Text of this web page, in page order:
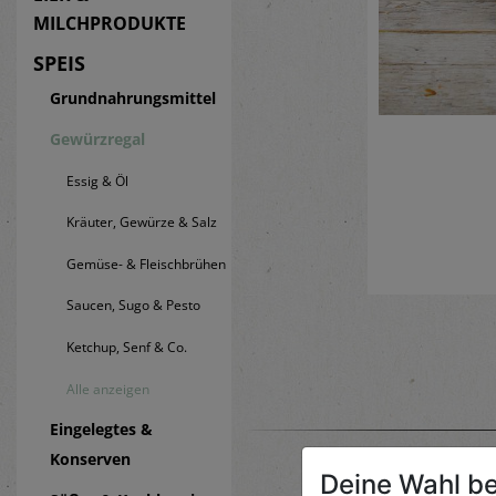
MILCHPRODUKTE
SPEIS
Grundnahrungsmittel
Gewürzregal
Essig & Öl
Kräuter, Gewürze & Salz
Gemüse- & Fleischbrühen
Saucen, Sugo & Pesto
Ketchup, Senf & Co.
Alle anzeigen
Eingelegtes &
Konserven
Deine Wahl